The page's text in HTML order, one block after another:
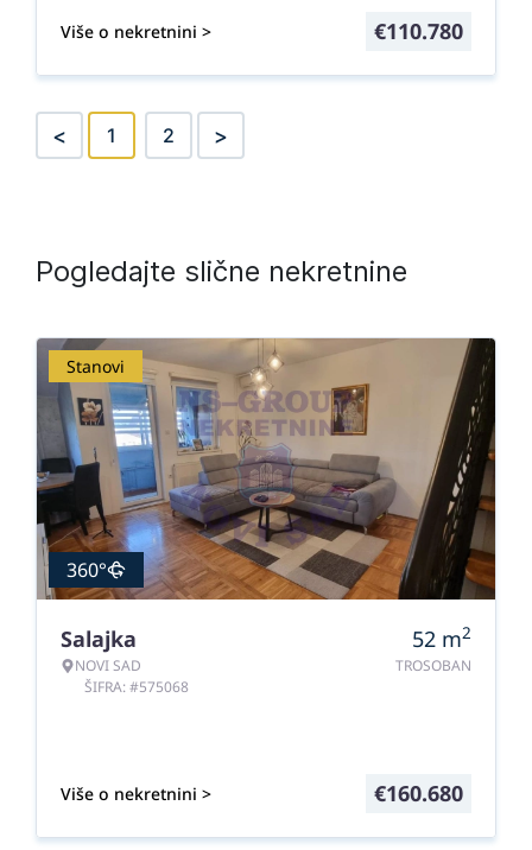
Više o nekretnini > €110.780
< 1 2 >
Pogledajte slične nekretnine
Stanovi
360°
Salajka
NOVI SAD
ŠIFRA: #575068
52 m2
TROSOBAN
Više o nekretnini > €160.680